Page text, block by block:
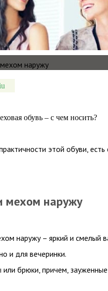
обувь – с чем носить?
этой обуви,
мехом наружу
наружу – яркий и смелый
и для вечеринки.
брюки, причем,